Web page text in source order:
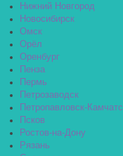
Нижний Новгород
Новосибирск
Омск
Орёл
Оренбург
Пенза
Пермь
Петрозаводск
Петропавловск-
Псков
Ростов-на-Дону
Рязань